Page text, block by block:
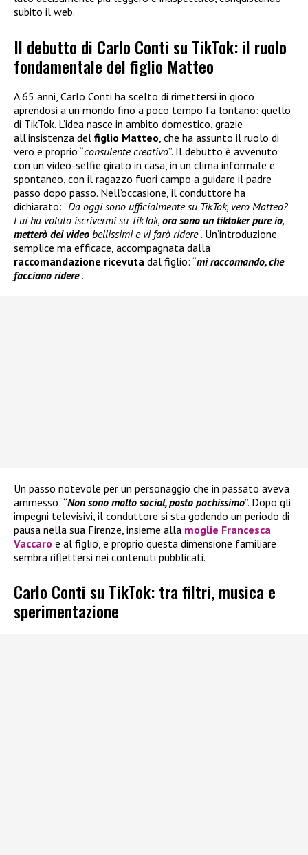
subito il web.
Il debutto di Carlo Conti su TikTok: il ruolo
fondamentale del figlio Matteo
A 65 anni, Carlo Conti ha scelto di rimettersi in gioco
aprendosi a un mondo fino a poco tempo fa lontano: quello
di TikTok. L’idea nasce in ambito domestico, grazie
all’insistenza del figlio Matteo , che ha assunto il ruolo di
vero e proprio “consulente creativo”. Il debutto è avvenuto
con un video-selfie girato in casa, in un clima informale e
spontaneo, con il ragazzo fuori campo a guidare il padre
passo dopo passo. Nell’occasione, il conduttore ha
dichiarato: “Da oggi sono ufficialmente su TikTok, vero Matteo?
Lui ha voluto iscrivermi su TikTok, ora sono un tiktoker pure io,
metterò dei video bellissimi e vi farò ridere”. Un’introduzione
semplice ma efficace, accompagnata dalla
raccomandazione ricevuta dal figlio: “mi raccomando, che
facciano ridere”.
Un passo notevole per un personaggio che in passato aveva
ammesso: “Non sono molto social, posto pochissimo”. Dopo gli
impegni televisivi, il conduttore si sta godendo un periodo di
pausa nella sua Firenze, insieme alla moglie Francesca
Vaccaro e al figlio, e proprio questa dimensione familiare
sembra riflettersi nei contenuti pubblicati.
Carlo Conti su TikTok: tra filtri, musica e
sperimentazione